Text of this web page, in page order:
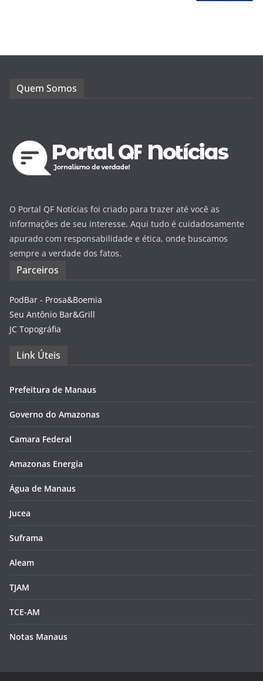
Quem Somos
O Portal QF Notícias foi criado para trazer até você as
informações de seu interesse. Aqui tudo é cuidadosamente
apurado com responsabilidade e ética, onde buscamos
sempre a verdade dos fatos.
Parceiros
PodBar - Prosa&Boemia
Seu Antônio Bar&Grill
JC Topográfia
Link Úteis
Prefeitura de Manaus
Governo do Amazonas
Camara Federal
Amazonas Energia
Água de Manaus
Jucea
Suframa
Aleam
TJAM
TCE-AM
Notas Manaus